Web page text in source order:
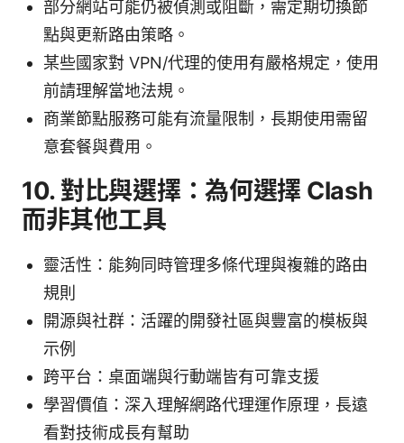
部分網站可能仍被偵測或阻斷，需定期切換節
點與更新路由策略。
某些國家對 VPN/代理的使用有嚴格規定，使用
前請理解當地法規。
商業節點服務可能有流量限制，長期使用需留
意套餐與費用。
10. 對比與選擇：為何選擇 Clash
而非其他工具
靈活性：能夠同時管理多條代理與複雜的路由
規則
開源與社群：活躍的開發社區與豐富的模板與
示例
跨平台：桌面端與行動端皆有可靠支援
學習價值：深入理解網路代理運作原理，長遠
看對技術成長有幫助